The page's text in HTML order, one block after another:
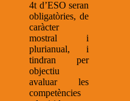
4t d’ESO seran
obligatòries, de
caràcter
mostral i
plurianual, i
tindran per
objectiu
avaluar les
competències